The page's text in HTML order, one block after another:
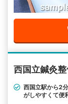
西国立鍼灸
西国立駅から2
がしやすくて便